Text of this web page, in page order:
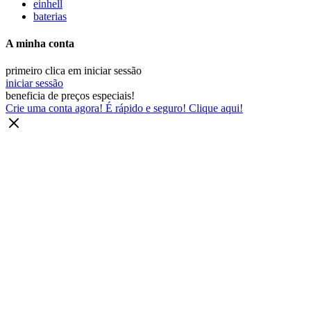
einhell
baterias
A minha conta
primeiro clica em iniciar sessão
iniciar sessão
beneficia de preços especiais!
Crie uma conta agora! É rápido e seguro! Clique aqui!